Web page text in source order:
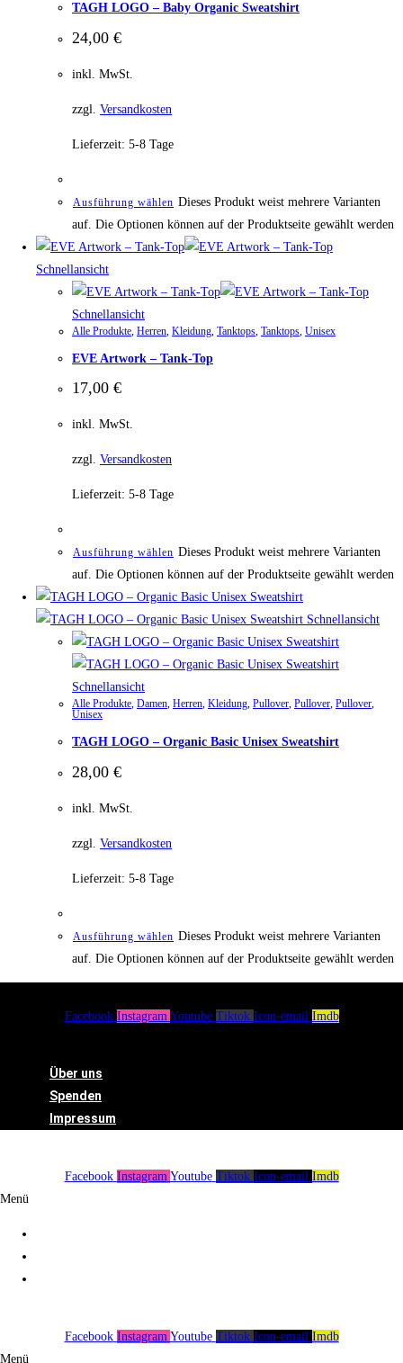
TAGH LOGO – Baby Organic Sweatshirt
24,00 €
inkl. MwSt.
zzgl. Versandkosten
Lieferzeit: 5-8 Tage
Ausführung wählen Dieses Produkt weist mehrere Varianten
auf. Die Optionen können auf der Produktseite gewählt werden
Schnellansicht
Schnellansicht
Alle Produkte, Herren, Kleidung, Tanktops, Tanktops, Unisex
EVE Artwork – Tank-Top
17,00 €
inkl. MwSt.
zzgl. Versandkosten
Lieferzeit: 5-8 Tage
Ausführung wählen Dieses Produkt weist mehrere Varianten
auf. Die Optionen können auf der Produktseite gewählt werden
Schnellansicht
Schnellansicht
Alle Produkte, Damen, Herren, Kleidung, Pullover, Pullover, Pullover,
Unisex
TAGH LOGO – Organic Basic Unisex Sweatshirt
28,00 €
inkl. MwSt.
zzgl. Versandkosten
Lieferzeit: 5-8 Tage
Ausführung wählen Dieses Produkt weist mehrere Varianten
auf. Die Optionen können auf der Produktseite gewählt werden
Facebook Instagram Youtube Tiktok Icon-email Imdb
Über uns
Spenden
Impressum
Facebook Instagram Youtube Tiktok Icon-email Imdb
Menü
Facebook Instagram Youtube Tiktok Icon-email Imdb
Menü